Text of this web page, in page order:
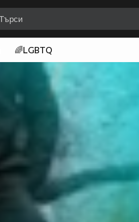
🌈LGBTQ